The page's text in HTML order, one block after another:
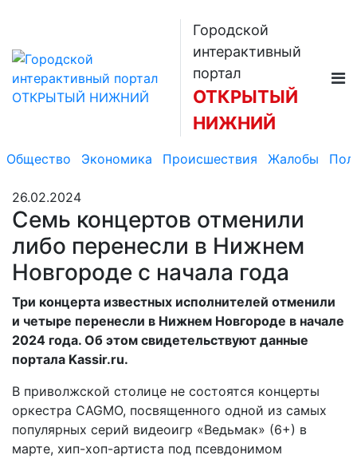
Городской
интерактивный
портал
ОТКРЫТЫЙ
НИЖНИЙ
Общество Экономика Происшествия Жалобы
26.02.2024
Семь концертов отменили
либо перенесли в Нижнем
Новгороде с начала года
Три концерта известных исполнителей отменили
и четыре перенесли в Нижнем Новгороде в начале
2024 года. Об этом свидетельствуют данные
портала Kassir.ru.
В приволжской столице не состоятся концерты
оркестра CAGMO, посвященного одной из самых
популярных серий видеоигр «Ведьмак» (6+) в
марте, хип-хоп-артиста под псевдонимом